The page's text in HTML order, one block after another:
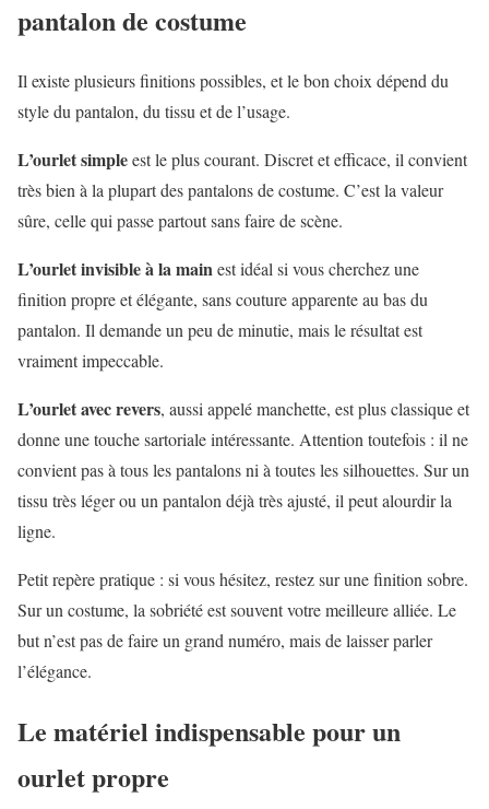
pantalon de costume
Il existe plusieurs finitions possibles, et le bon choix dépend du
style du pantalon, du tissu et de l’usage.
L’ourlet simpleest le plus courant. Discret et efficace, il convient
très bien à la plupart des pantalons de costume. C’est la valeur
sûre, celle qui passe partout sans faire de scène.
L’ourlet invisible à la mainest idéal si vous cherchez une
finition propre et élégante, sans couture apparente au bas du
pantalon. Il demande un peu de minutie, mais le résultat est
vraiment impeccable.
L’ourlet avec revers, aussi appelé manchette, est plus classique et
donne une touche sartoriale intéressante. Attention toutefois : il ne
convient pas à tous les pantalons ni à toutes les silhouettes. Sur un
tissu très léger ou un pantalon déjà très ajusté, il peut alourdir la
ligne.
Petit repère pratique : si vous hésitez, restez sur une finition sobre.
Sur un costume, la sobriété est souvent votre meilleure alliée. Le
but n’est pas de faire un grand numéro, mais de laisser parler
l’élégance.
Le matériel indispensable pour un
ourlet propre